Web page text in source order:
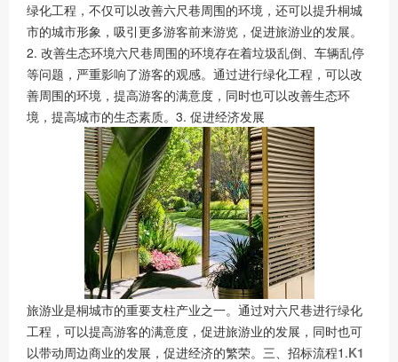
绿化工程，不仅可以改善六尺巷周围的环境，还可以提升桐城
市的城市形象，吸引更多游客前来游览，促进旅游业的发展。
2. 改善生态环境六尺巷周围的环境存在着垃圾乱倒、车辆乱停
等问题，严重影响了游客的观感。通过进行绿化工程，可以改
善周围的环境，提高游客的满意度，同时也可以改善生态环
境，提高城市的生态素质。3. 促进经济发展
旅游业是桐城市的重要支柱产业之一。通过对六尺巷进行绿化
工程，可以提高游客的满意度，促进旅游业的发展，同时也可
以带动周边商业的发展，促进经济的繁荣。三、招标流程1.K1